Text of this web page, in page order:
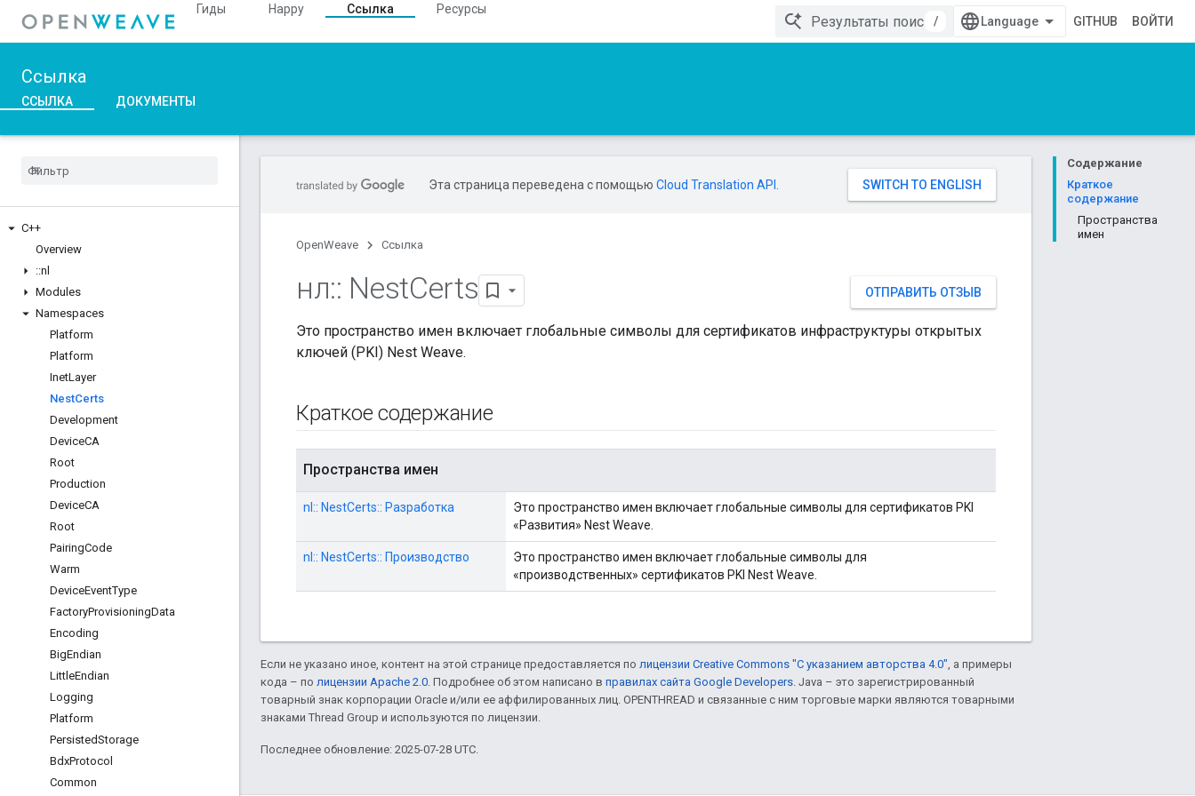
Гиды Happy Ссылка
Ресурсы
/
GITHUB ВОЙТИ
Ссылка
ССЫЛКА ДОКУМЕНТЫ
C++
Overview
::nl
Modules
Namespaces
Platform
Platform
InetLayer
NestCerts
Development
DeviceCA
Root
Production
DeviceCA
Root
PairingCode
Warm
DeviceEventType
FactoryProvisioningData
Encoding
BigEndian
LittleEndian
Logging
Platform
PersistedStorage
BdxProtocol
Common
Содержание
Краткое
содержание
Пространства
имен
Эта страница переведена с помощью Cloud Translation API
OpenWeave Ссылка
ОТПРАВИТЬ ОТЗЫВ
нл:: NestCerts
Это пространство имен включает глобальные символы для сертификатов инфраструктуры открытых
ключей (PKI) Nest Weave.
Краткое содержание
Пространства имен
nl:: NestCerts:: Разработка
Это пространство имен включает глобальные символы для сертификатов PKI
«Развития» Nest Weave.
nl:: NestCerts:: Производство
Это пространство имен включает глобальные символы для
«производственных» сертификатов PKI Nest Weave.
Если не указано иное, контент на этой странице предоставляется по лицензии Creative Commons "С указанием авторства 4.0", а примеры
кода – по лицензии Apache 2.0. Подробнее об этом написано в правилах сайта Google Developers. Java – это зарегистрированный
товарный знак корпорации Oracle и/или ее аффилированных лиц. OPENTHREAD и связанные с ним торговые марки являются товарными
знаками Thread Group и используются по лицензии.
Последнее обновление: 2025-07-28 UTC.